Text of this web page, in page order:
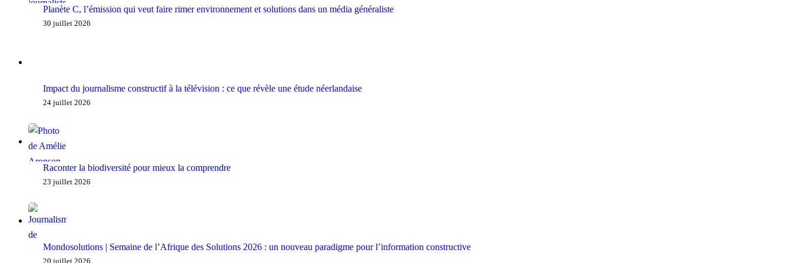
Planète C, l’émission qui veut faire rimer environnement et solutions dans un média généraliste
30 juillet 2026
Impact du journalisme constructif à la télévision : ce que révèle une étude néerlandaise
24 juillet 2026
Raconter la biodiversité pour mieux la comprendre
23 juillet 2026
Mondosolutions | Semaine de l’Afrique des Solutions 2026 : un nouveau paradigme pour l’information constructive
20 juillet 2026